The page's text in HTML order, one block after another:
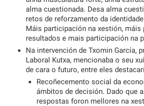
alma cuestionada. Desa alma
retos de reforzamento da
Máis participación na xestión, máis
resultados e mais participación na
Na intervención de Txomin García,
Laboral Kutxa, mencionaba o seu
de cara o futuro, entre eles
Recoñecemento social da
ámbitos de decisión. Dado que
respostas foron mellores na